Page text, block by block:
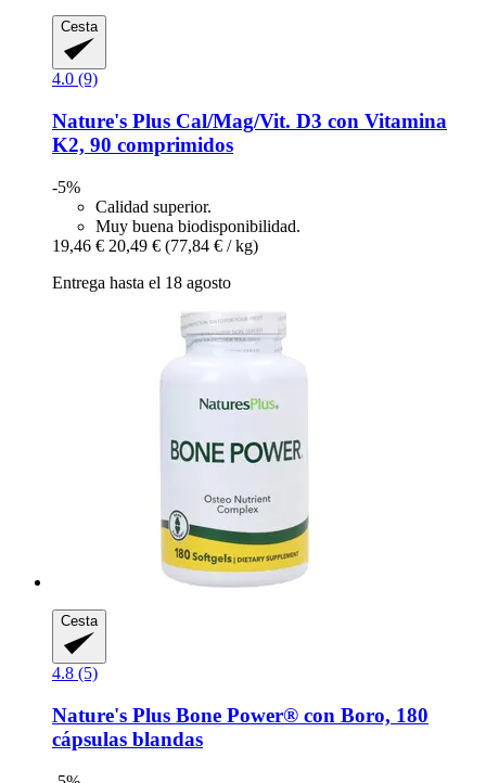
Cesta
4.0 (9)
Nature's Plus Cal/Mag/Vit. D3 con Vitamina
K2, 90 comprimidos
-5%
Calidad superior.
Muy buena biodisponibilidad.
19,46 € 20,49 € (77,84 € / kg)
Entrega hasta el 18 agosto
Cesta
4.8 (5)
Nature's Plus Bone Power® con Boro, 180
cápsulas blandas